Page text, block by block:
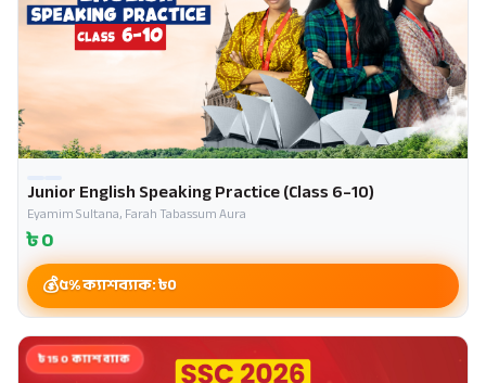
Junior English Speaking Practice (Class 6–10)
Eyamim Sultana, Farah Tabassum Aura
৳0
৫% ক্যাশব্যাক: ৳0
৳150 ক্যাশব্যাক